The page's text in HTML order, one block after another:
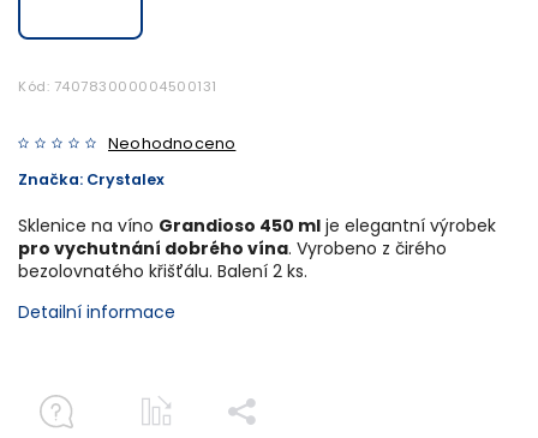
Kód: 740783000004500131
Neohodnoceno
Značka: Crystalex
Sklenice na víno Grandioso 450 ml je elegantní výrobek
pro vychutnání dobrého vína. Vyrobeno z čirého
bezolovnatého křišťálu. Balení 2 ks.
Detailní informace